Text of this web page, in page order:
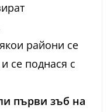
райони се
се поднася с
първи зъб на